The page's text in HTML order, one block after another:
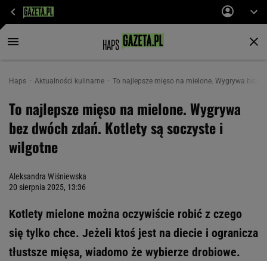
Haps Aktualności kulinarne To najlepsze mięso na mielone. Wygrywa bez
To najlepsze mięso na mielone. Wygrywa
bez dwóch zdań. Kotlety są soczyste i
wilgotne
Aleksandra Wiśniewska
20 sierpnia 2025, 13:36
Kotlety mielone można oczywiście robić z czego
się tylko chce. Jeżeli ktoś jest na diecie i ogranicza
tłustsze mięsa, wiadomo że wybierze drobiowe.